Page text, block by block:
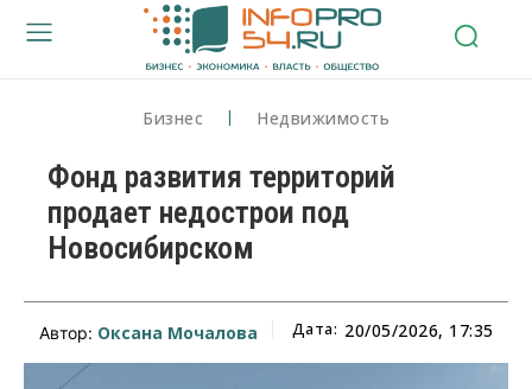
Бизнес Недвижимость
Фонд развития территорий
продает недострои под
Новосибирском
Автор: Оксана Мочалова Дата: 20/05/2026, 17:35